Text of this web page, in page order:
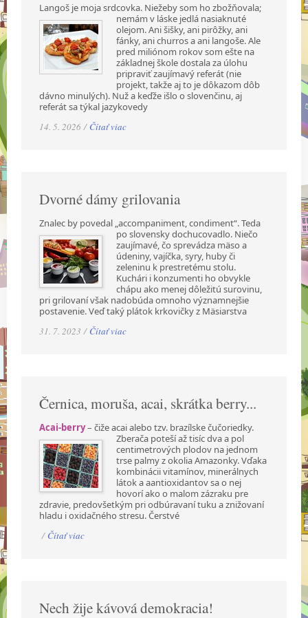
Langoš je moja srdcovka. Niežeby som ho zbožňovala;
nemám v láske jedlá nasiaknuté
olejom. Ani šišky, ani pirôžky, ani
fánky, ani churros a ani langoše. Ale
pred miliónom rokov som ešte na
základnej škole dostala za úlohu
pripraviť zaujímavý referát (nie
projekt, takže aj to je dôkazom dôb
dávno minulých). Nuž a keďže išlo o slovenčinu, aj
referát sa týkal jazykovedy
14. 5. 2026 / Čítať viac
Dvorné dámy grilovania
Znalec by povedal „accompaniment, condiment“. Teda
po slovensky dochucovadlo. Niečo
zaujímavé, čo sprevádza mäso a
údeniny, vajíčka, syry, huby či
zeleninu k prestretému stolu.
Kuchári i konzumenti ho obvykle
chápu ako menej dôležitú surovinu,
pri grilovaní však nadobúda omnoho významnejšie
postavenie. Veď taký plátok krkovičky z Mäsiarstva
31. 7. 2023 / Čítať viac
Černica, moruša, acai, skrátka berry...
Acai-berry– čiže acai alebo tzv. brazílske čučoriedky.
Zberača poteší až tisíc dva a pol
centimetrových plodov na jednom
trse palmy z okolia Amazonky. Vďaka
kombinácii vitamínov, minerálnych
látok a aantioxidantov sa o nej
hovorí ako o malom zázraku pre
zdravie, predovšetkým pri odbúravaní tuku a znižovaní
hladu i oxidačného stresu. Čerstvé
/ Čítať viac
Nech žije kávová demokracia!